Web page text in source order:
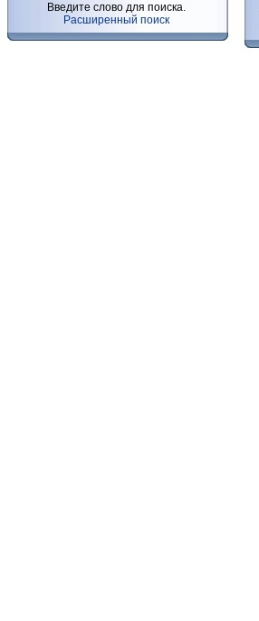
Введите слово для поиска.
Расширенный поиск